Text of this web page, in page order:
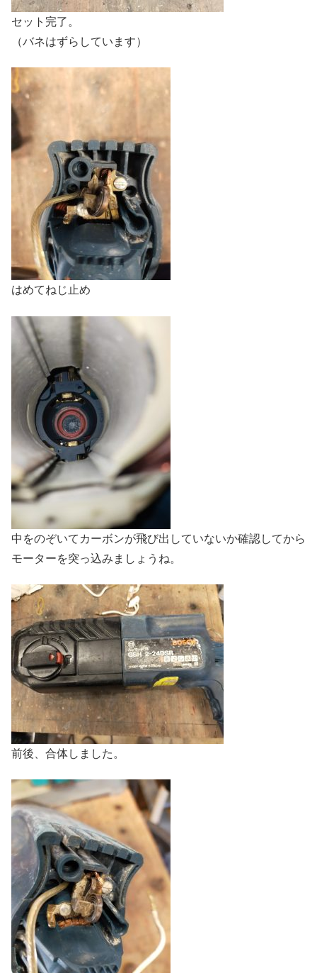
セット完了。
（バネはずらしています）
はめてねじ止め
中をのぞいてカーボンが飛び出していないか確認してから
モーターを突っ込みましょうね。
前後、合体しました。